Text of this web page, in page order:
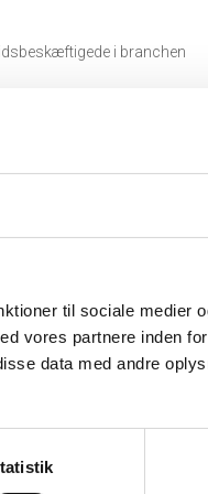
til sociale medier
vores partnere inden
data med andre
i branchen